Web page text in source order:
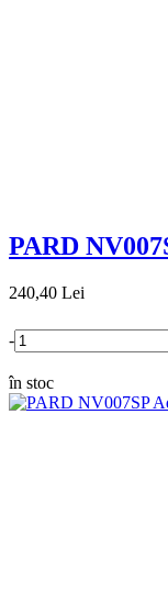
PARD
240,40 Lei
-
în stoc